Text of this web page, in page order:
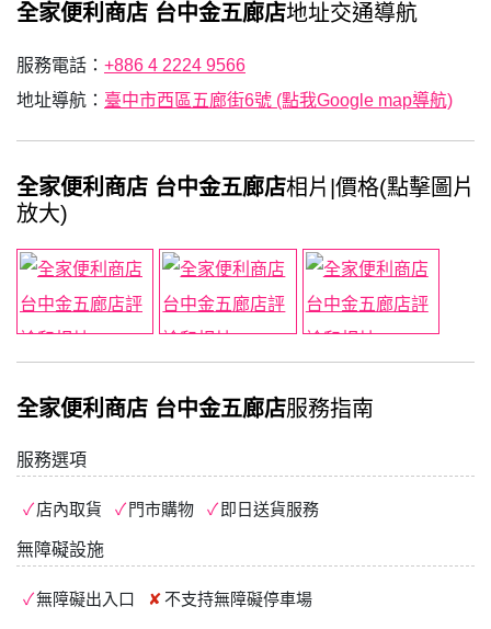
全家便利商店 台中金五廊店地址交通導航
服務電話： +886 4 2224 9566
地址導航： 臺中市西區五廊街6號 (點我Google map導航)
全家便利商店 台中金五廊店相片|價格(點擊圖片
放大)
全家便利商店 台中金五廊店服務指南
服務選項
店內取貨 門市購物 即日送貨服務
無障礙設施
無障礙出入口 不支持無障礙停車場